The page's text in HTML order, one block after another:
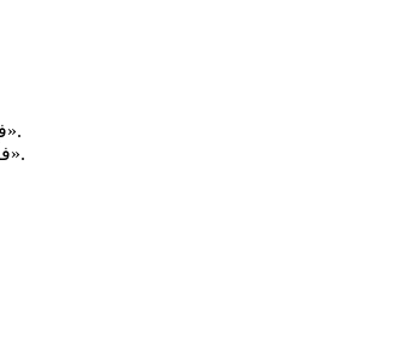
فهبَطَ الرَّبُّ في الغَمام، وَوقَفَ(موسى) عِندَهُ هُناك. ونادى باسمِ الرَّبّ. ومَرَّ الرَّبُّ قُدَّامَه ونادى: «الرَّبُّ الرَّبُّ، إِلهٌ رَحيمٌ ورَؤوف، طَويلُ الأَناةِ كَثيرُ المراحِم والوَفاء».
فأسرَعَ موسى وخَرَّ إِلى الأَرضِ ساجدًا، وقال: «إن حَظِيتُ في عَينَيكَ، يا رَبّ، إذًا يَسيرُ الرَّبُّ فيما بَينَنا، لأَنَّهم شَعبٌ قُساةُ الرِّقاب. فاَغفِرْ ذنبَنا وخَطيئَتَنا واتَّخِذْنا مِلْكًا».